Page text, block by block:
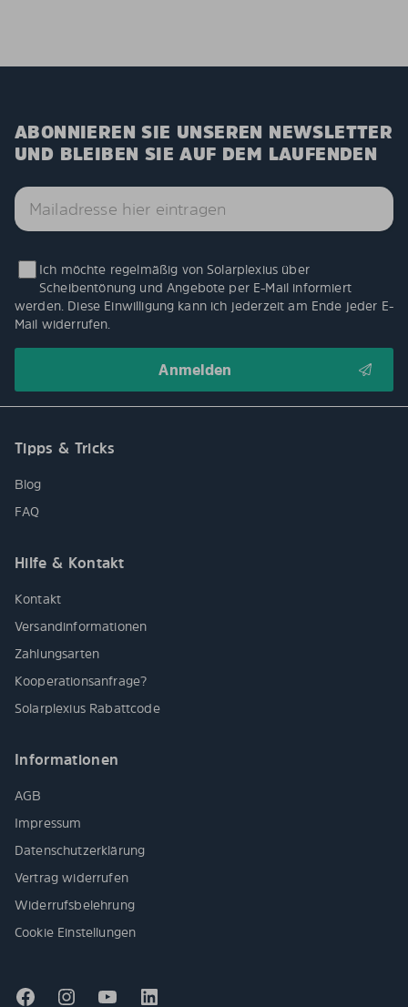
ABONNIEREN SIE UNSEREN NEWSLETTER
UND BLEIBEN SIE AUF DEM LAUFENDEN
Ich möchte regelmäßig von Solarplexius über
Scheibentönung und Angebote per E-Mail informiert
werden. Diese Einwilligung kann ich jederzeit am Ende jeder E-
Mail widerrufen.
Tipps & Tricks
Blog
FAQ
Hilfe & Kontakt
Kontakt
Versandinformationen
Zahlungsarten
Kooperationsanfrage?
Solarplexius Rabattcode
Informationen
AGB
Impressum
Datenschutzerklärung
Vertrag widerrufen
Widerrufsbelehrung
Cookie Einstellungen